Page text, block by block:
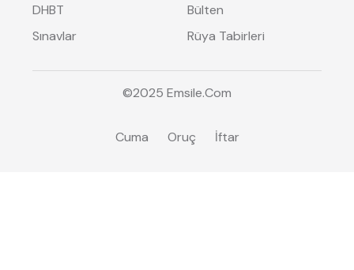
DHBT
Sınavlar
Bülten
Rüya Tabirleri
©2025 Emsile.Com
Cuma Oruç İftar